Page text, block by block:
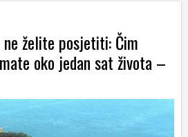
želite posjetiti: Čim
oko jedan sat života –